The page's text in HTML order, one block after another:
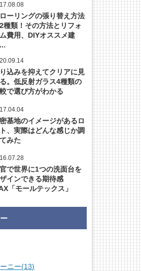
ーリングの張り替え方法
種類！その方法とリフォ
費用、DIYオススメ建
込みを抑えてクリアに見
。低反射ガラス4種類の
で選び方がわかる
基地のイメージがあるロ
、実際はどんな感じか調
みた
で世界に1つの洗面台を
インできる期待感
「モールテックス」
ニー(13)